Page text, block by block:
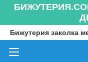
Бижутерия заколка